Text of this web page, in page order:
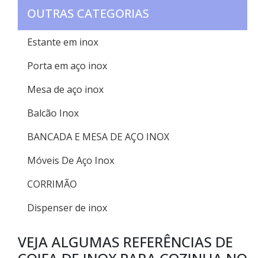
OUTRAS CATEGORIAS
Estante em inox
Porta em aço inox
Mesa de aço inox
Balcão Inox
BANCADA E MESA DE AÇO INOX
Móveis De Aço Inox
CORRIMÃO
Dispenser de inox
VEJA ALGUMAS REFERÊNCIAS DE